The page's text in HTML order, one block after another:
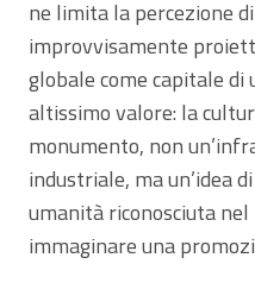
ne limita la percezione
improvvisamente
globale come capitale
altissimo valore: la
monumento, non
industriale, ma un’idea
umanità riconosciuta
immaginare una